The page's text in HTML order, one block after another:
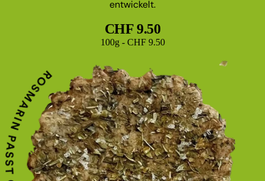
entwickelt.
CHF 9.50
Grundpreis
100g - CHF 9.50